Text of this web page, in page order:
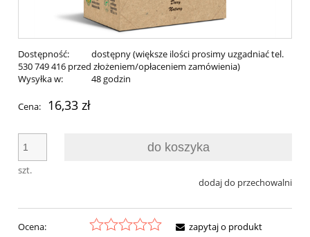
Dostępność:
dostępny (większe ilości prosimy uzgadniać tel.
530 749 416 przed złożeniem/opłaceniem zamówienia)
Wysyłka w:
48 godzin
Cena: 16,33 zł
szt.
do koszyka
dodaj do przechowalni
Ocena:
zapytaj o produkt